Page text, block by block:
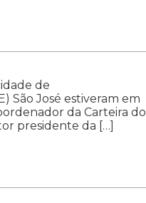
de
São José estiveram em
da Carteira do
presidente da […]